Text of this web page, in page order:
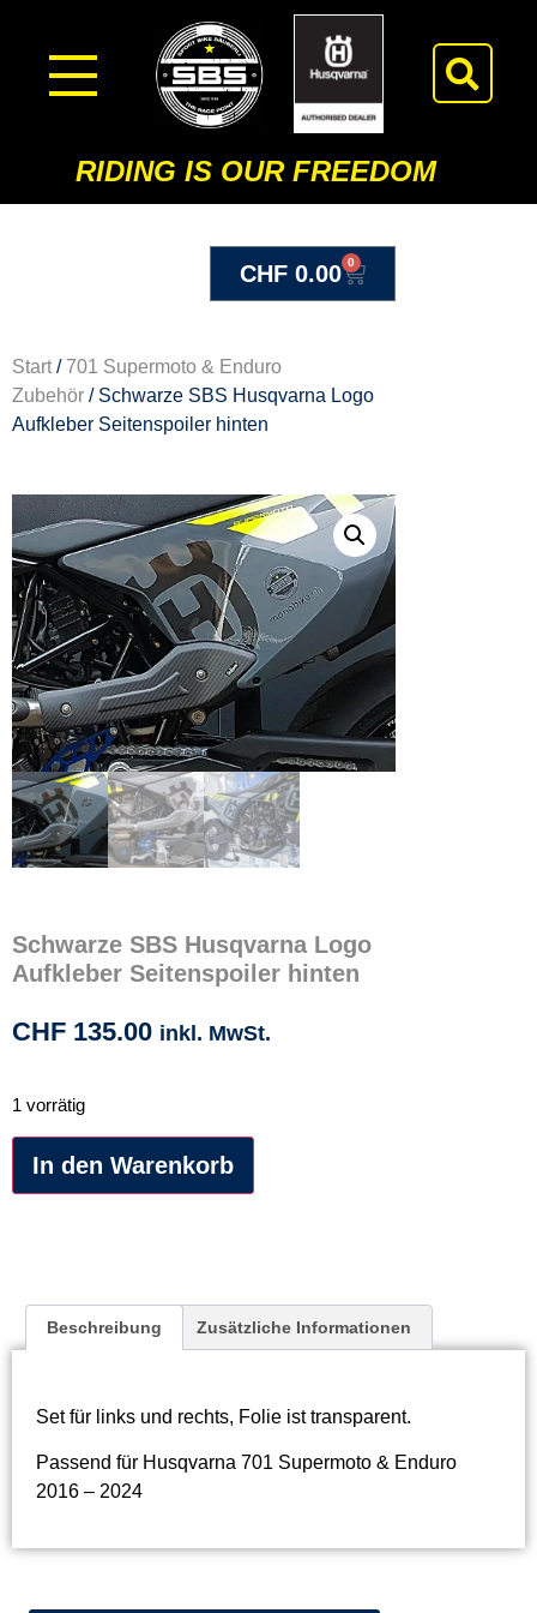
RIDING IS OUR FREEDOM
CHF 0.00 0
Start / 701 Supermoto & Enduro
Zubehör / Schwarze SBS Husqvarna Logo
Aufkleber Seitenspoiler hinten
Schwarze SBS Husqvarna Logo
Aufkleber Seitenspoiler hinten
CHF 135.00 inkl. MwSt.
1 vorrätig
In den Warenkorb
Beschreibung Zusätzliche Informationen
Set für links und rechts, Folie ist transparent.
Passend für Husqvarna 701 Supermoto & Enduro
2016 – 2024